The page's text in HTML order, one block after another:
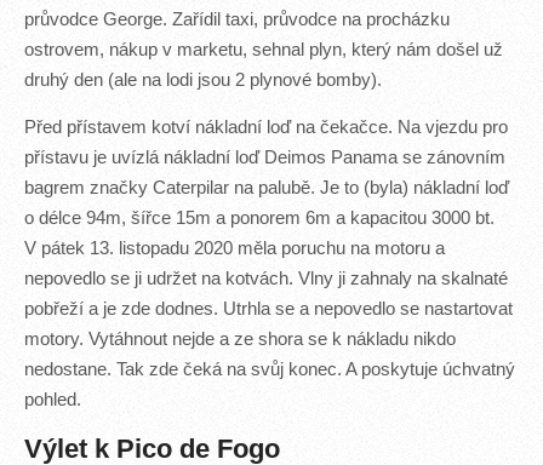
průvodce George. Zařídil taxi, průvodce na procházku
ostrovem, nákup v marketu, sehnal plyn, který nám došel už
druhý den (ale na lodi jsou 2 plynové bomby).
Před přístavem kotví nákladní loď na čekačce. Na vjezdu pro
přístavu je uvízlá nákladní loď Deimos Panama se zánovním
bagrem značky Caterpilar na palubě. Je to (byla) nákladní loď
o délce 94m, šířce 15m a ponorem 6m a kapacitou 3000 bt.
V pátek 13. listopadu 2020 měla poruchu na motoru a
nepovedlo se ji udržet na kotvách. Vlny ji zahnaly na skalnaté
pobřeží a je zde dodnes. Utrhla se a nepovedlo se nastartovat
motory. Vytáhnout nejde a ze shora se k nákladu nikdo
nedostane. Tak zde čeká na svůj konec. A poskytuje úchvatný
pohled.
Výlet k Pico de Fogo